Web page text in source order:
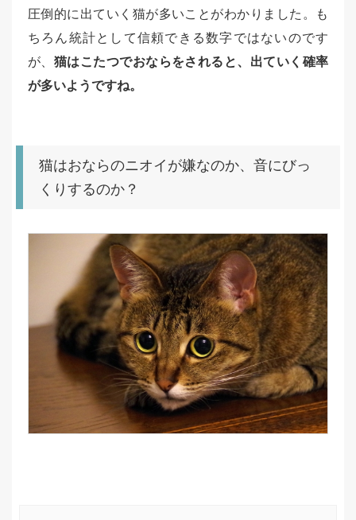
圧倒的に出ていく猫が多いことがわかりました。も
ちろん統計として信頼できる数字ではないのです
が、 猫はこたつでおならをされると、出ていく確率
が多いようですね。
猫はおならのニオイが嫌なのか、音にびっ
くりするのか？